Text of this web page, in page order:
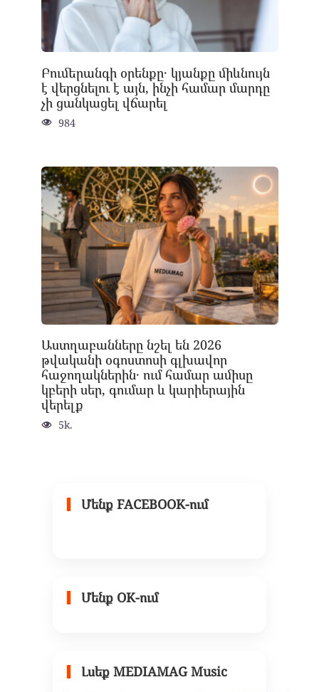
Բումերանգի օրենքը․ կյանքը միևնույն
է վերցնելու է այն, ինչի համար մարդը
չի ցանկացել վճարել
984
Աստղաբանները նշել են 2026
թվականի օգոստոսի գլխավոր
հաջողակներին․ ում համար ամիսը
կբերի սեր, գումար և կարիերային
վերելք
5k.
Մենք FACEBOOK-ում
Մենք OK-ում
Լսեք MEDIAMAG Music